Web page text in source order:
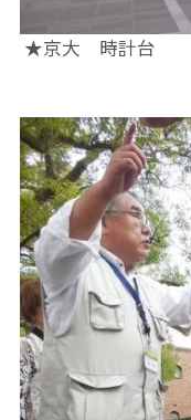
★京大 時計台